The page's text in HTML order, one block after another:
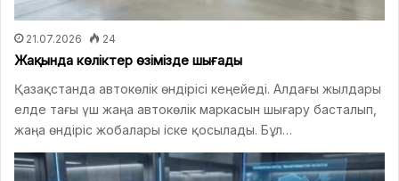
21.07.2026 24
Жақында көліктер өзімізде шығады
Қазақстанда автокөлік өндірісі кеңейеді. Алдағы жылдары
елде тағы үш жаңа автокөлік маркасын шығару басталып,
жаңа өндіріс жобалары іске қосылады. Бұл…